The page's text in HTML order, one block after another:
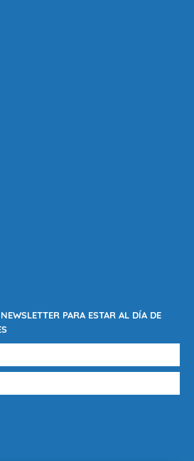
PARA ESTAR AL DÍA DE